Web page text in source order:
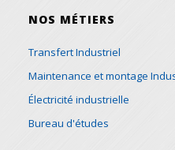
NOS MÉTIERS
Transfert Industriel
Maintenance et montage
Électricité industrielle
Bureau d'études